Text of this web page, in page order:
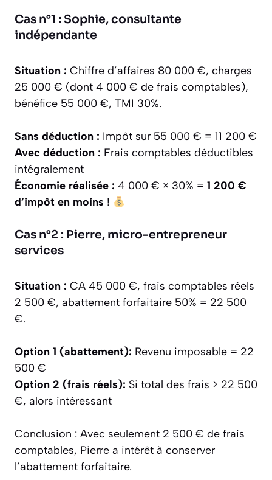
Cas n°1 : Sophie, consultante
indépendante
Situation : Chiffre d’affaires 80 000 €, charges
25 000 € (dont 4 000 € de frais comptables),
bénéfice 55 000 €, TMI 30%.
Sans déduction : Impôt sur 55 000 € = 11 200 €
Avec déduction : Frais comptables déductibles
intégralement
Économie réalisée : 4 000 € × 30% = 1 200 €
d’impôt en moins !
Cas n°2 : Pierre, micro-entrepreneur
services
Situation : CA 45 000 €, frais comptables réels
2 500 €, abattement forfaitaire 50% = 22 500
€.
Option 1 (abattement): Revenu imposable = 22
500 €
Option 2 (frais réels): Si total des frais > 22 500
€, alors intéressant
Conclusion : Avec seulement 2 500 € de frais
comptables, Pierre a intérêt à conserver
l’abattement forfaitaire.